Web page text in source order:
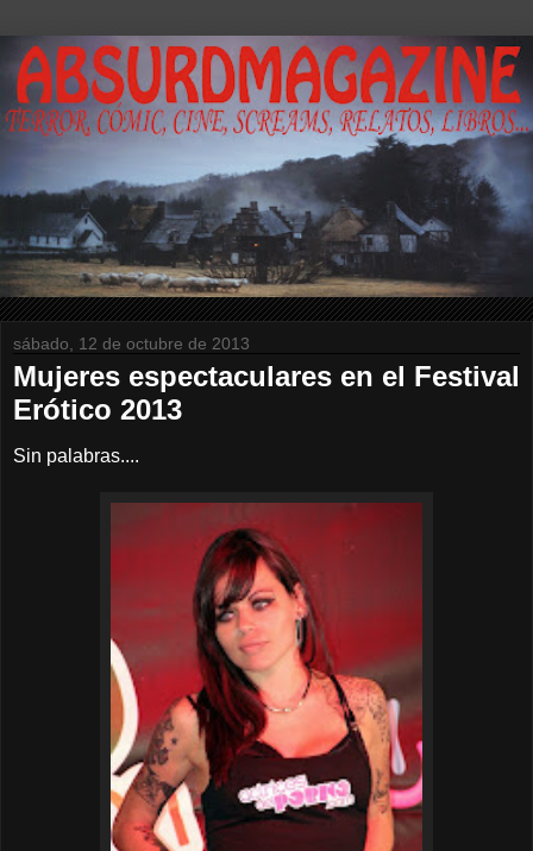
sábado, 12 de octubre de 2013
Mujeres espectaculares en el Festival
Erótico 2013
Sin palabras....